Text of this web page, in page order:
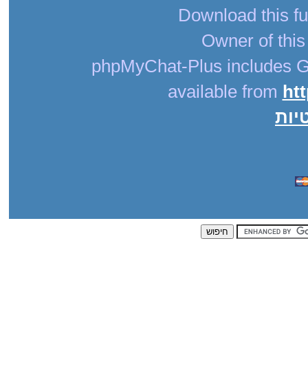
Download this
Owner of
phpMyChat-Plus includes
available from